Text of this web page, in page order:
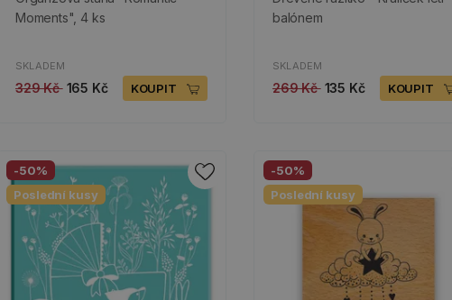
Moments", 4 ks
SKLADEM
329 Kč 165 Kč KOUPIT
balónem
SKLADEM
269 Kč 135 Kč KOUPIT
-50%
Poslední kusy
-50%
Poslední kusy